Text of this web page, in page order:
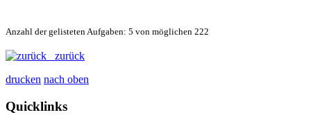
Anzahl der gelisteten Aufgaben: 5 von möglichen 222
zurück
drucken nach oben
Quicklinks